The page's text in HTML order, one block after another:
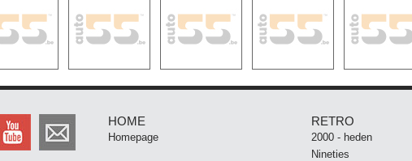
HOME
Homepage
RETRO
2000 - heden
Nineties